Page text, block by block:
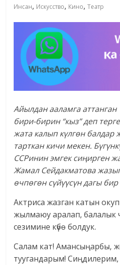
Инсан, Искусство, Кино,Театр
Айылдан ааламга
бири-бирин “кыз” деп
жата калып күлгөн балдар
тарткан кичи мекен. Бүгүнк
ССРинин эмгек сиңирген
Жамал Сейдакматова
өчпөгөн сүйүүсүн дагы бир
Актриса жазган катын окуп
жылмаюу аралап, балалык
сезимине күбө болдук.
Салам кат! Амансыңарбы,
туугандарым!